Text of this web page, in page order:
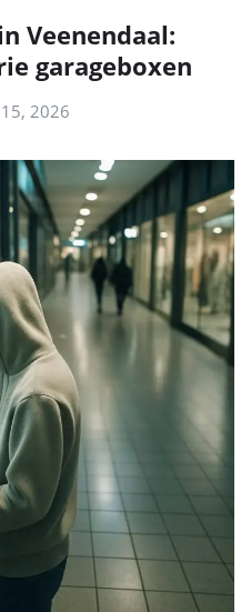
Veenendaal:
garageboxen
2026